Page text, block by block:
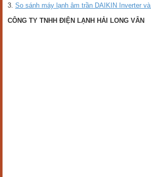
3. So sánh máy lạnh âm trần DAIKIN Inverter
CÔNG TY TNHH ĐIỆN LẠNH HẢI LONG VÂN